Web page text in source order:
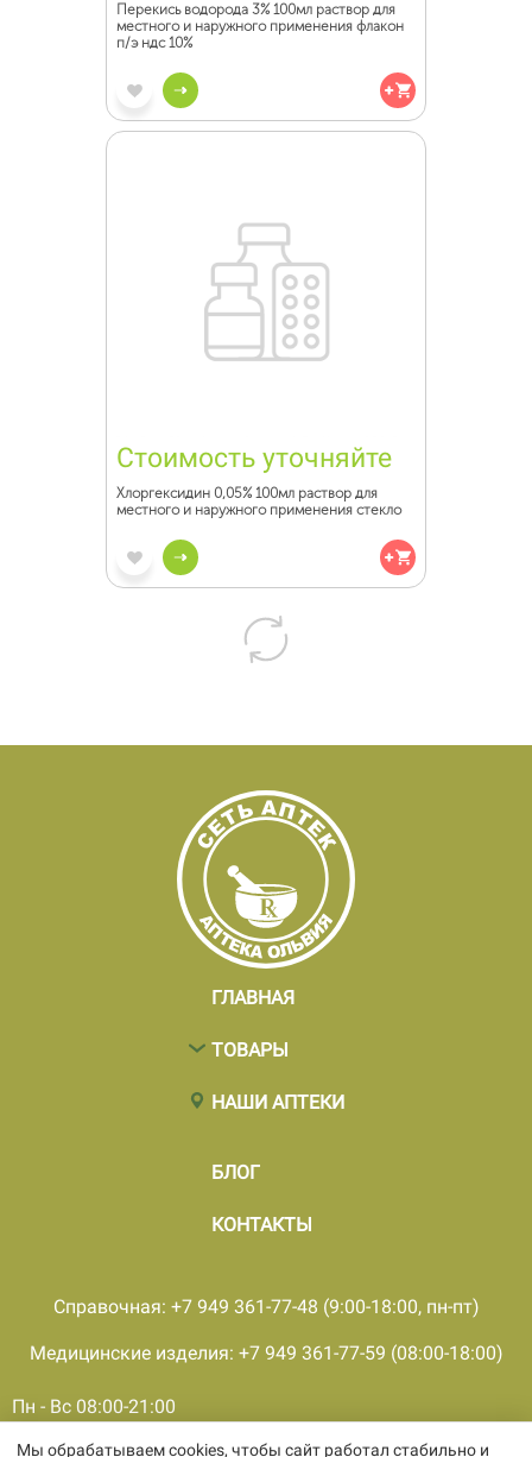
Перекись водорода 3% 100мл раствор для
местного и наружного применения флакон
п/э ндс 10%
Стоимость уточняйте
Хлоргексидин 0,05% 100мл раствор для
местного и наружного применения стекло
ГЛАВНАЯ
ТОВАРЫ
НАШИ АПТЕКИ
БЛОГ
КОНТАКТЫ
Пн - Вс 08:00-21:00
Справочная: +7 949 361-77-48 (9:00-18:00, пн-пт)
Медицинские изделия: +7 949 361-77-59 (08:00-18:00)
Мы обрабатываем cookies, чтобы сайт работал стабильно и